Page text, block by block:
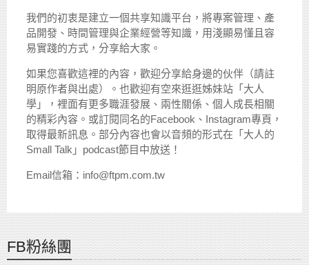
我們的初衷是建立一個共享知識平台，將專案管理、產
品開發、時間管理與企業經營等知識，用淺顯易懂且容
易實踐的方式，分享給大家。
如果您喜歡這裡的內容，歡迎分享給身邊的伙伴（請註
明原作者與出處）。也歡迎有空來逛逛姊妹站「大人
學」，裡面有更多職涯發展、兩性關係、個人成長相關
的精彩內容。或訂閱同名的Facebook、Instagram專頁，
取得最新訊息。部分內容也會以音頻的形式在「大人的
Small Talk」podcast節目中放送！
Email信箱：info@ftpm.com.tw
FB粉絲團